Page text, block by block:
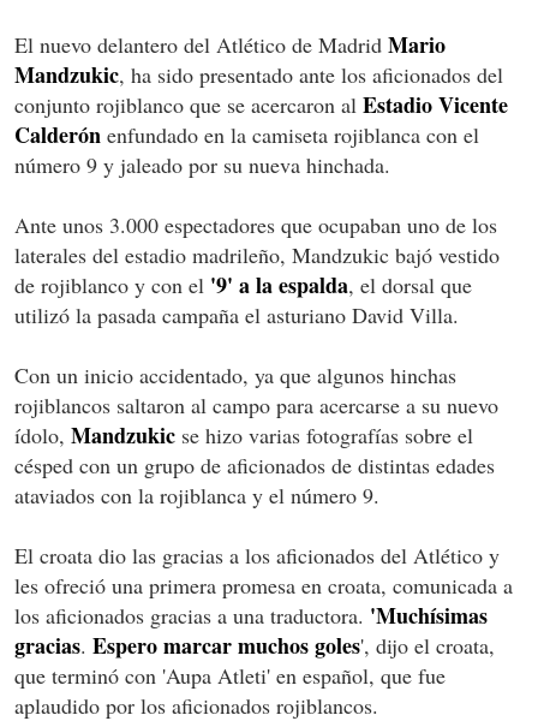
El nuevo delantero del Atlético de Madrid Mario
Mandzukic, ha sido presentado ante los aficionados del
conjunto rojiblanco que se acercaron al Estadio Vicente
Calderón enfundado en la camiseta rojiblanca con el
número 9 y jaleado por su nueva hinchada.
Ante unos 3.000 espectadores que ocupaban uno de los
laterales del estadio madrileño, Mandzukic bajó vestido
de rojiblanco y con el '9' a la espalda, el dorsal que
utilizó la pasada campaña el asturiano David Villa.
Con un inicio accidentado, ya que algunos hinchas
rojiblancos saltaron al campo para acercarse a su nuevo
ídolo, Mandzukic se hizo varias fotografías sobre el
césped con un grupo de aficionados de distintas edades
ataviados con la rojiblanca y el número 9.
El croata dio las gracias a los aficionados del Atlético y
les ofreció una primera promesa en croata, comunicada a
los aficionados gracias a una traductora. 'Muchísimas
gracias. Espero marcar muchos goles', dijo el croata,
que terminó con 'Aupa Atleti' en español, que fue
aplaudido por los aficionados rojiblancos.